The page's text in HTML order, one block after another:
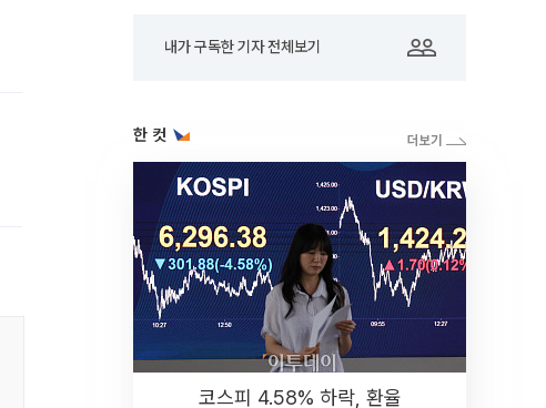
내가 구독한 기자 전체보기
한 컷
코스피 4.58% 하락, 환율